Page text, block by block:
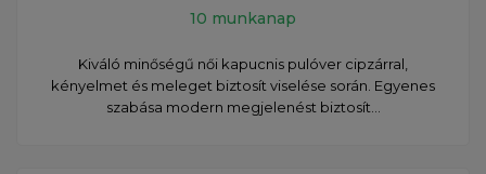
10 munkanap
Kiváló minőségű női kapucnis pulóver cipzárral,
kényelmet és meleget biztosít viselése során. Egyenes
szabása modern megjelenést biztosít...